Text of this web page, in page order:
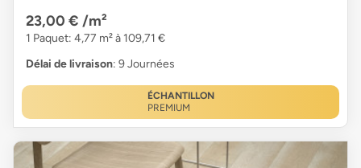
23,00 € /m²
1 Paquet: 4,77 m² à 109,71 €
Délai de livraison: 9 Journées
ÉCHANTILLON
PREMIUM